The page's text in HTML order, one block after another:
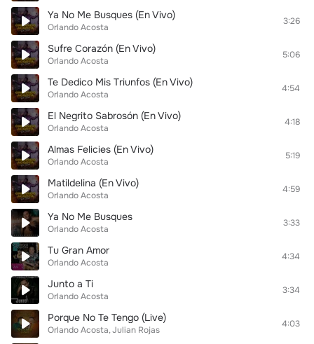
Ya No Me Busques (En Vivo)
Orlando Acosta
3:26
Sufre Corazón (En Vivo)
Orlando Acosta
5:06
Te Dedico Mis Triunfos (En Vivo)
Orlando Acosta
4:54
El Negrito Sabrosón (En Vivo)
Orlando Acosta
4:18
Almas Felicies (En Vivo)
Orlando Acosta
5:19
Matildelina (En Vivo)
Orlando Acosta
4:59
Ya No Me Busques
Orlando Acosta
3:33
Tu Gran Amor
Orlando Acosta
4:34
Junto a Ti
Orlando Acosta
3:34
Porque No Te Tengo (Live)
Orlando Acosta Julian Rojas
4:03